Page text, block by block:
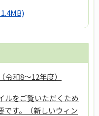
和8～12年度）
ルをご覧いただくため
です。（新しいウィン